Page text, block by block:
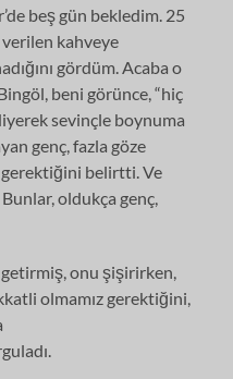
beş gün bekledim. 25
verilen kahveye
gördüm. Acaba o
beni görünce, “hiç
sevinçle boynuma
genç, fazla göze
belirtti. Ve
oldukça genç,
onu şişirirken,
olmamız gerektiğini,